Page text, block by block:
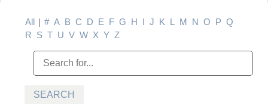
All | # A B C D E F G H I J K L M N O P Q
R S T U V W X Y Z